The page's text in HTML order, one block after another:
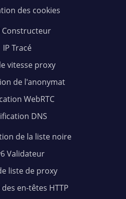
des cookies
Constructeur
IP Tracé
vitesse proxy
de l'anonymat
WebRTC
DNS
de la liste noire
Validateur
liste de proxy
en-têtes HTTP